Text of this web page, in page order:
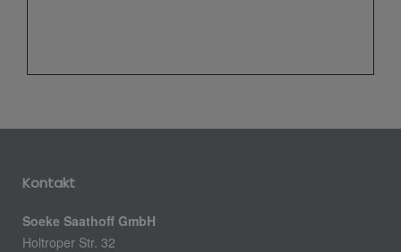
Kontakt
Soeke Saathoff GmbH
Holtroper Str. 32